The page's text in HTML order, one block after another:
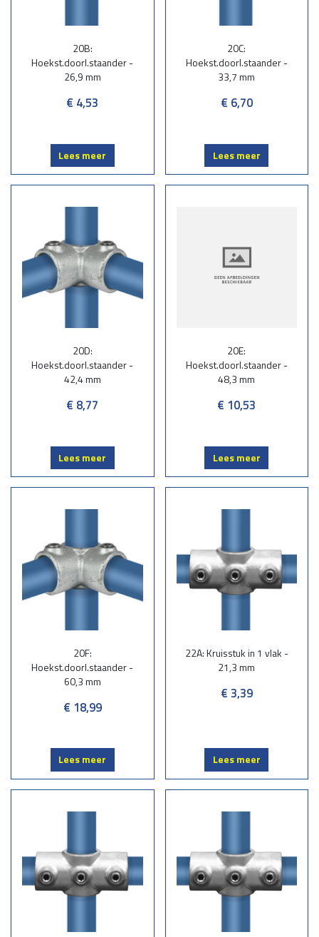
20B:
Hoekst.doorl.staander -
26,9 mm
€ 4,53
Lees meer
20C:
Hoekst.doorl.staander -
33,7 mm
€ 6,70
Lees meer
20D:
Hoekst.doorl.staander -
42,4 mm
€ 8,77
Lees meer
20E:
Hoekst.doorl.staander -
48,3 mm
€ 10,53
Lees meer
20F:
Hoekst.doorl.staander -
60,3 mm
€ 18,99
Lees meer
22A: Kruisstuk in 1 vlak -
21,3 mm
€ 3,39
Lees meer